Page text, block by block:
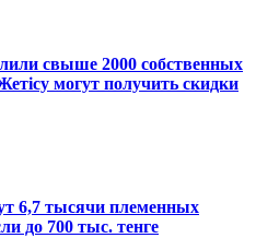
свыше 2000 собственных
могут получить скидки
6,7 тысячи племенных
до 700 тыс. тенге